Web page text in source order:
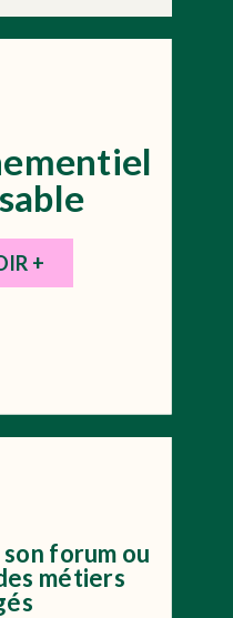
+
forum ou
métiers